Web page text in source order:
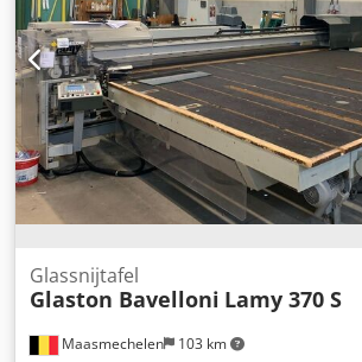
Maasmechelen 103 km
Glassnijtafel
Glaston Bavelloni Lamy 370 S